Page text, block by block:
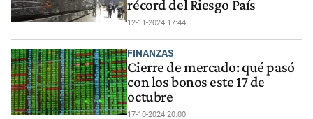
récord del Riesgo País
12-11-2024 17:44
FINANZAS
Cierre de mercado: qué pasó
con los bonos este 17 de
octubre
17-10-2024 20:00